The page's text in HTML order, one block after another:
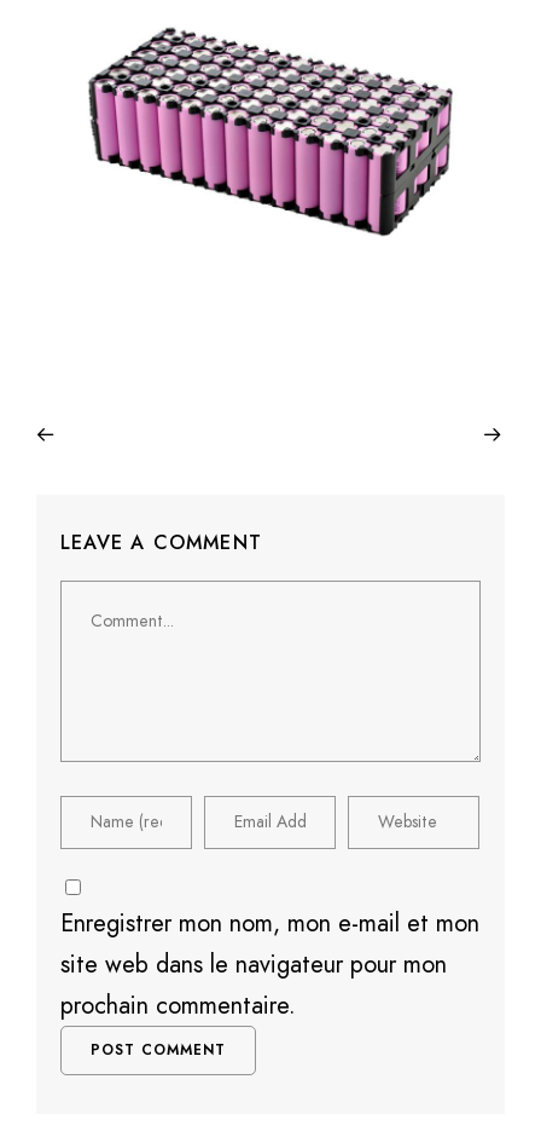
LEAVE A COMMENT
Enregistrer mon nom, mon e-mail et mon
site web dans le navigateur pour mon
prochain commentaire.